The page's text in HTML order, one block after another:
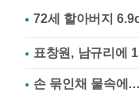
표창원, 남규리에
손 묶인채 물속에